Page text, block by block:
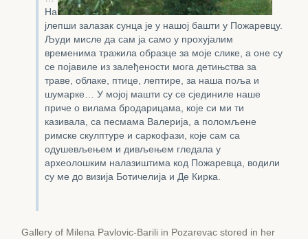
На
јлепши залазак сунца је у нашој башти у Пожаревцу.
Људи мисле да сам ја само у прохујалим
временима тражила образце за моје слике, а оне су
се појавиле из залеђености мога детињства за
траве, облаке, птице, лептире, за наша поља и
шумарке… У мојој машти су се сјединиле наше
приче о вилама бродарицама, које си ми ти
казивала, са песмама Валерија, а поломљене
римске скулптуре и саркофази, које сам са
одушевљењем и дивљењем гледала у
археолошким налазиштима код Пожаревца, водили
су ме до визија Ботичелија и Де Кирка.
Gallery of Milena Pavlovic-Barili in Pozarevac stored in her